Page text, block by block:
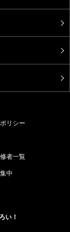
リシー
者一覧
中
い！